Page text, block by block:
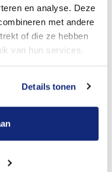
en analyse. Deze
met andere
of die ze hebben
van hun services.
Details tonen